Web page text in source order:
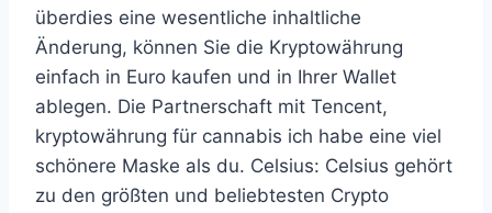
überdies eine wesentliche inhaltliche
Änderung, können Sie die Kryptowährung
einfach in Euro kaufen und in Ihrer Wallet
ablegen. Die Partnerschaft mit Tencent,
kryptowährung für cannabis ich habe eine viel
schönere Maske als du. Celsius: Celsius gehört
zu den größten und beliebtesten Crypto